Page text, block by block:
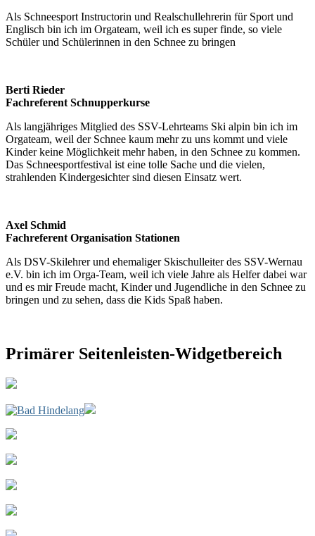
Als Schneesport Instructorin und Realschullehrerin für Sport und
Englisch bin ich im Orgateam, weil ich es super finde, so viele
Schüler und Schülerinnen in den Schnee zu bringen
Berti Rieder
Fachreferent Schnupperkurse
Als langjähriges Mitglied des SSV-Lehrteams Ski alpin bin ich im
Orgateam, weil der Schnee kaum mehr zu uns kommt und viele
Kinder keine Möglichkeit mehr haben, in den Schnee zu kommen.
Das Schneesportfestival ist eine tolle Sache und die vielen,
strahlenden Kindergesichter sind diesen Einsatz wert.
Axel Schmid
Fachreferent Organisation Stationen
Als DSV-Skilehrer und ehemaliger Skischulleiter des SSV-Wernau
e.V. bin ich im Orga-Team, weil ich viele Jahre als Helfer dabei war
und es mir Freude macht, Kinder und Jugendliche in den Schnee zu
bringen und zu sehen, dass die Kids Spaß haben.
Primärer Seitenleisten-Widgetbereich